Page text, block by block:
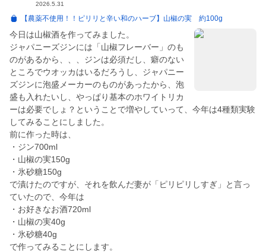
2026.5.31
【農薬不使用！！ピリリと辛い和のハーブ】山椒の実 約100g
今日は山椒酒を作ってみました。
ジャパニーズジンには「山椒フレーバー」のも
のがあるから、、、ジンは必須だし、癖のない
ところでウオッカはいるだろうし、ジャパニー
ズジンに泡盛メーカーのものがあったから、泡
盛も入れたいし、やっぱり基本のホワイトリカ
ーは必要でしょ？ということで増やしていって、今年は4種類実験
してみることにしました。
前に作った時は、
・ジン700ml
・山椒の実150g
・氷砂糖150g
で漬けたのですが、それを飲んだ妻が「ピリピリしすぎ」と言っ
ていたので、今年は
・お好きなお酒720ml
・山椒の実40g
・氷砂糖40g
で作ってみることにします。